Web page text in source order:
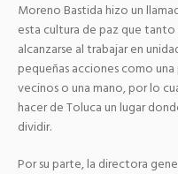
Moreno Bastida hizo un
esta cultura de paz que
alcanzarse al trabajar en
pequeñas acciones como
vecinos o una mano, por lo
hacer de Toluca un lugar
dividir.
Por su parte, la directora